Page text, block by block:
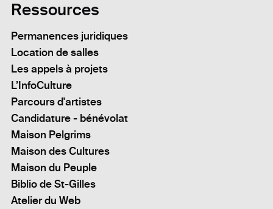
Ressources
Permanences juridiques
Location de salles
Les appels à projets
L’InfoCulture
Parcours d'artistes
Candidature - bénévolat
Maison Pelgrims
Maison des Cultures
Maison du Peuple
Biblio de St-Gilles
Atelier du Web